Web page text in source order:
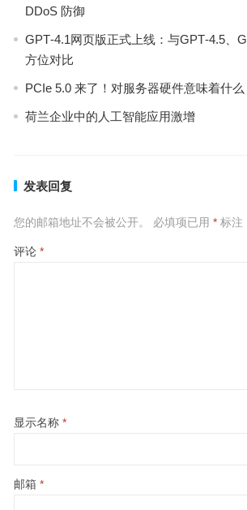
DDoS 防御
GPT‑4.1网页版正式上线：与GPT‑4.5、
方位对比
PCIe 5.0 来了！对服务器硬件意味着什么
荷兰企业中的人工智能应用激增
发表回复
您的邮箱地址不会被公开。 必填项已用 *标注
评论 *
显示名称 *
邮箱 *